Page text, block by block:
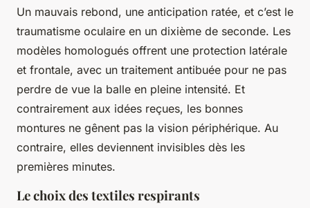
Un mauvais rebond, une anticipation ratée, et c’est le
traumatisme oculaire en un dixième de seconde. Les
modèles homologués offrent une protection latérale
et frontale, avec un traitement antibuée pour ne pas
perdre de vue la balle en pleine intensité. Et
contrairement aux idées reçues, les bonnes
montures ne gênent pas la vision périphérique. Au
contraire, elles deviennent invisibles dès les
premières minutes.
Le choix des textiles respirants